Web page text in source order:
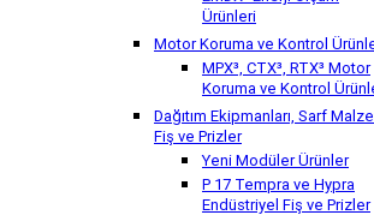
Ürünleri
Motor Koruma ve Kontrol
MPX³, CTX³, RTX³ Motor
Koruma ve Kontrol
Dağıtım Ekipmanları, Sarf
Fiş ve Prizler
Yeni Modüler Ürünler
P 17 Tempra ve Hypra
Endüstriyel Fiş ve Prizler